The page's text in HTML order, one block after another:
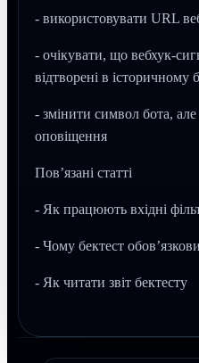
- використовувати URL
- очікувати, що вебхук-
відтворені в історичному
- змінити символ бота,
оповіщення
Пов’язані статті
- Як працюють вхідні
- Чому бектест
- Як читати звіт бектесту